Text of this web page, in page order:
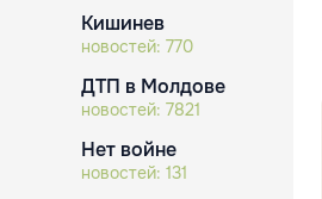
Кишинев
новостей: 770
ДТП в Молдове
новостей: 7821
Нет войне
новостей: 131